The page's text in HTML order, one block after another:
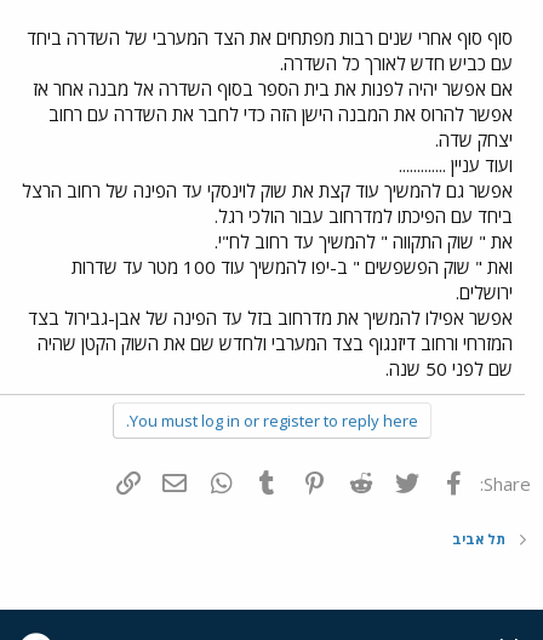
סוף סוף אחרי שנים רבות מפתחים את הצד המערבי של השדרה ביחד
עם כביש חדש לאורך כל השדרה.
אם אפשר יהיה לפנות את בית הספר בסוף השדרה אל מבנה אחר אז
אפשר להרוס את המבנה הישן הזה כדי לחבר את השדרה עם רחוב
יצחק שדה.
ועוד עניין .............
אפשר גם להמשיך עוד קצת את שוק לוינסקי עד הפינה של רחוב הרצל
ביחד עם הפיכתו למדרחוב עבור הולכי רגל.
את " שוק התקווה " להמשיך עד רחוב לח"י.
ואת " שוק הפשפשים " ב-יפו להמשיך עוד 100 מטר עד שדרות
ירושלים.
אפשר אפילו להמשיך את מדרחוב בזל עד הפינה של אבן-גבירול בצד
המזרחי ורחוב דיזנגוף בצד המערבי ולחדש שם את השוק הקטן שהיה
שם לפני 50 שנה.
You must log in or register to reply here.
Share: פייסבוק Twitter
Reddit
Pinterest
Tumblr
WhatsAppדואר אלקטרוני
תל אביב